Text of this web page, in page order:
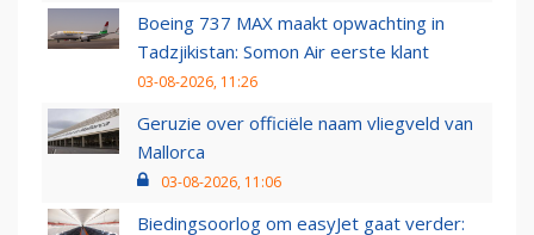
Boeing 737 MAX maakt opwachting in
Tadzjikistan: Somon Air eerste klant
03-08-2026, 11:26
Geruzie over officiële naam vliegveld van
Mallorca
03-08-2026, 11:06
Biedingsoorlog om easyJet gaat verder: